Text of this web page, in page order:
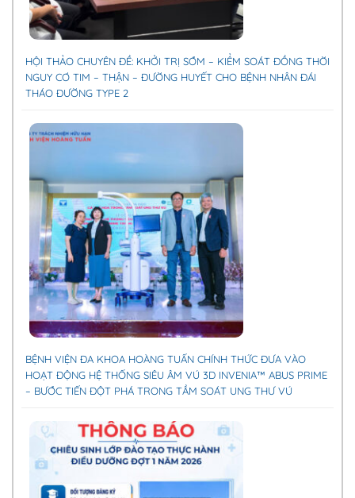
HỘI THẢO CHUYÊN ĐỀ: KHỞI TRỊ SỚM – KIỂM SOÁT ĐỒNG THỜI
NGUY CƠ TIM – THẬN – ĐƯỜNG HUYẾT CHO BỆNH NHÂN ĐÁI
THÁO ĐƯỜNG TYPE 2
BỆNH VIỆN ĐA KHOA HOÀNG TUẤN CHÍNH THỨC ĐƯA VÀO
HOẠT ĐỘNG HỆ THỐNG SIÊU ÂM VÚ 3D INVENIA™ ABUS PRIME
– BƯỚC TIẾN ĐỘT PHÁ TRONG TẦM SOÁT UNG THƯ VÚ